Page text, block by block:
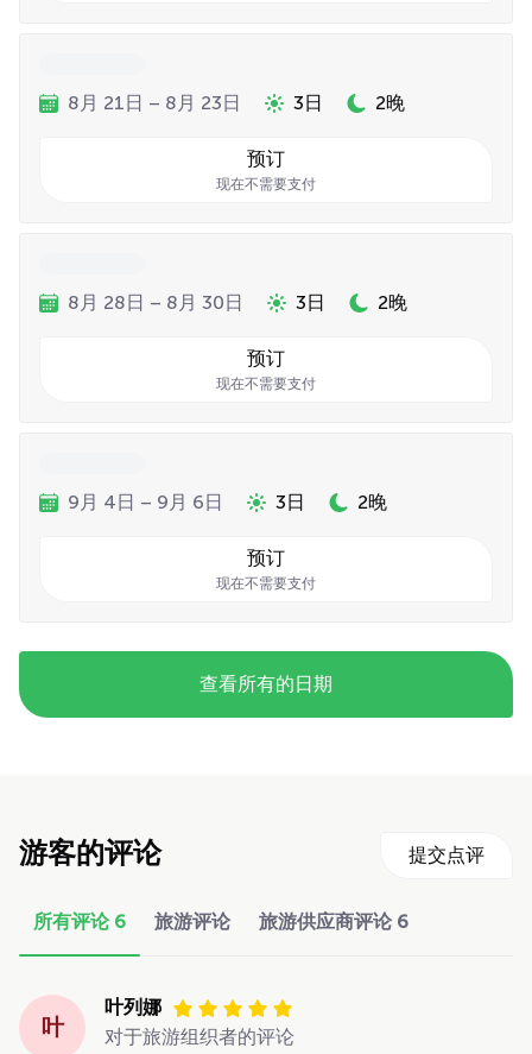
8月 21日 – 8月 23日 3日 2晚
预订
现在不需要支付
8月 28日 – 8月 30日 3日 2晚
预订
现在不需要支付
9月 4日 – 9月 6日 3日 2晚
预订
现在不需要支付
查看所有的日期
游客的评论 提交点评
所有评论 6 旅游评论 旅游供应商评论 6
叶
叶列娜
对于旅游组织者的评论